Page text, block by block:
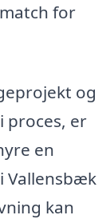
for
og
proces, er
en
Vallensbæk
kan